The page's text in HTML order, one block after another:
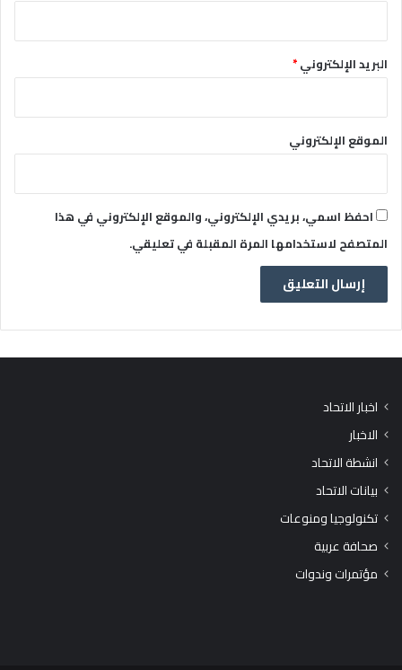
البريد الإلكتروني*
الموقع الإلكتروني
احفظ اسمي، بريدي الإلكتروني، والموقع الإلكتروني في هذا
المتصفح لاستخدامها المرة المقبلة في تعليقي.
اخبار الاتحاد
الاخبار
انشطة الاتحاد
بيانات الاتحاد
تكنولوجيا ومنوعات
صحافة عربية
مؤتمرات وندوات